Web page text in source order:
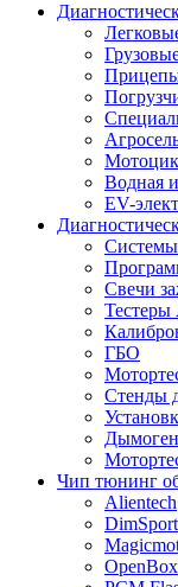
Водная
EV-
Свечи
ГБО
Стенды
Чип тюнинг
Alientech
DimSport
OpenBox